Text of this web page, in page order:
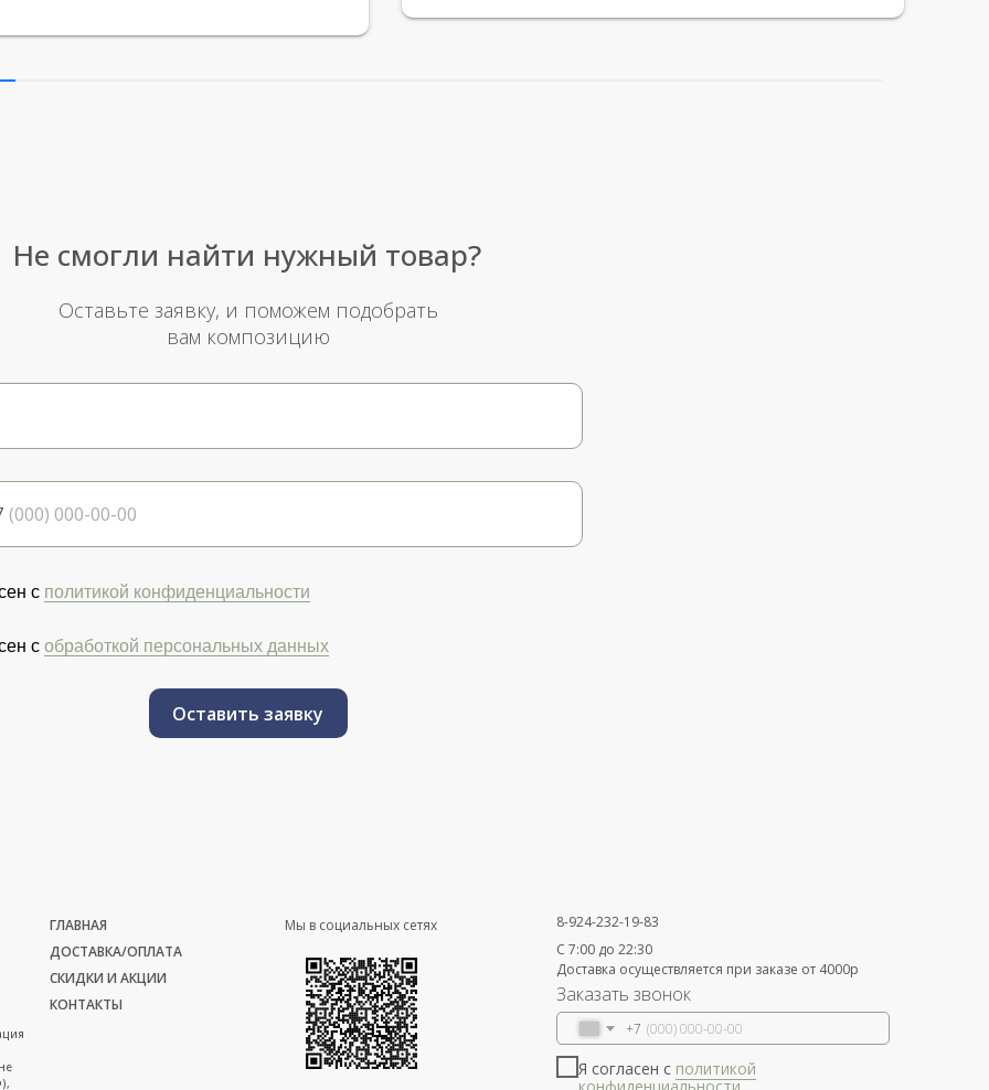
непростое время. А шарики это самое
для таких приятностей!
Татьяну🎈
с политикой конфиденциальности
с обработкой персональных данных
Оставить заявку
Не смогли найти нужный товар?
Оставьте заявку, и поможем подобрать
вам композицию
ГЛАВНАЯ
ДОСТАВКА/ОПЛАТА
СКИДКИ И АКЦИИ
КОНТАКТЫ
8-924-232-19-83
С 7:00 до 22:30
Доставка осуществляется при заказе от 4000р
Мы в социальных сетях
Заказать звонок
+7
Я согласен с политикой